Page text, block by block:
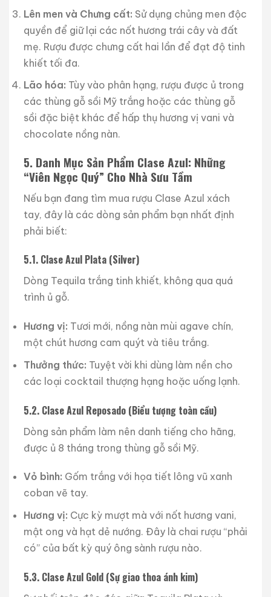
Lên men và Chưng cất: Sử dụng chủng men độc
quyền để giữ lại các nốt hương trái cây và đất
mẹ. Rượu được chưng cất hai lần để đạt độ tinh
khiết tối đa.
Lão hóa: Tùy vào phân hạng, rượu được ủ trong
các thùng gỗ sồi Mỹ trắng hoặc các thùng gỗ
sồi đặc biệt khác để hấp thụ hương vị vani và
chocolate nồng nàn.
5. Danh Mục Sản Phẩm Clase Azul: Những
“Viên Ngọc Quý” Cho Nhà Sưu Tầm
Nếu bạn đang tìm mua rượu Clase Azul xách
tay, đây là các dòng sản phẩm bạn nhất định
phải biết:
5.1. Clase Azul Plata (Silver)
Dòng Tequila trắng tinh khiết, không qua quá
trình ủ gỗ.
Hương vị: Tươi mới, nồng nàn mùi agave chín,
một chút hương cam quýt và tiêu trắng.
Thưởng thức: Tuyệt vời khi dùng làm nền cho
các loại cocktail thượng hạng hoặc uống lạnh.
5.2. Clase Azul Reposado (Biểu tượng toàn cầu)
Dòng sản phẩm làm nên danh tiếng cho hãng,
được ủ 8 tháng trong thùng gỗ sồi Mỹ.
Vỏ bình: Gốm trắng với họa tiết lông vũ xanh
coban vẽ tay.
Hương vị: Cực kỳ mượt mà với nốt hương vani,
mật ong và hạt dẻ nướng. Đây là chai rượu “phải
có” của bất kỳ quý ông sành rượu nào.
5.3. Clase Azul Gold (Sự giao thoa ánh kim)